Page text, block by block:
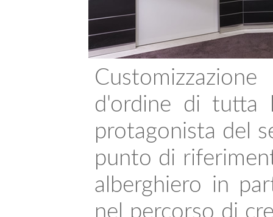
d'ordine di tutta
protagonista del
punto di
alberghiero in
nel percorso di